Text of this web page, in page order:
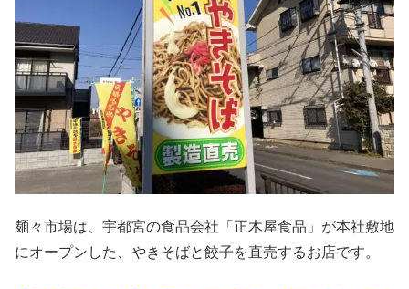
麺々市場は、宇都宮の食品会社「正木屋食品」が本社敷地
にオープンした、やきそばと餃子を直売するお店です。